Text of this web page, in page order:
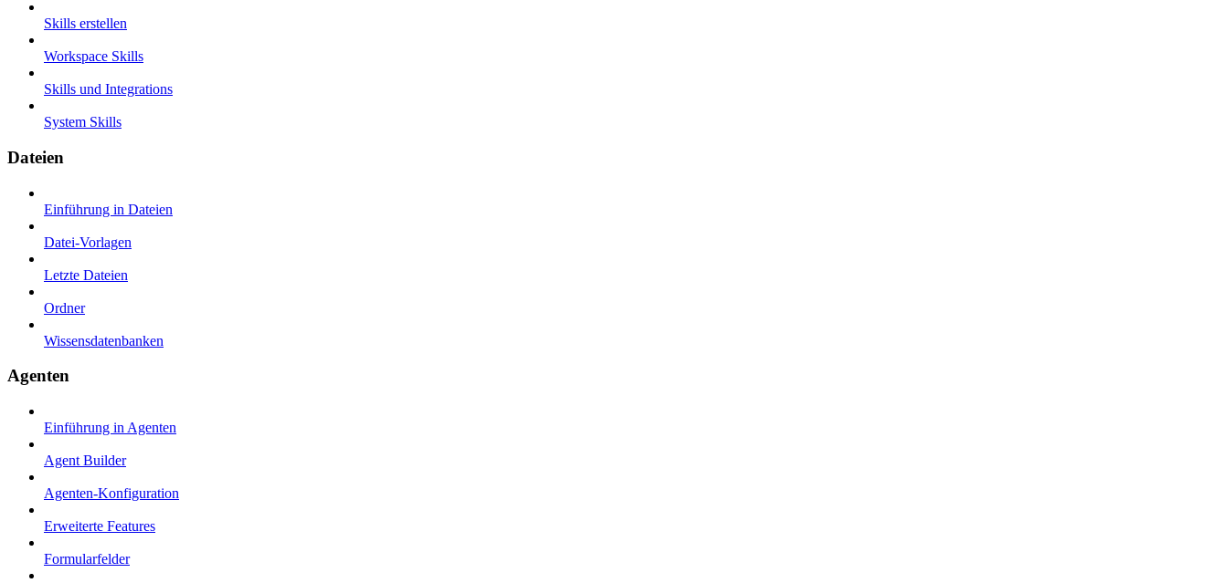
Skills erstellen
Workspace Skills
Skills und Integrations
System Skills
Dateien
Einführung in Dateien
Datei-Vorlagen
Letzte Dateien
Ordner
Wissensdatenbanken
Agenten
Einführung in Agenten
Agent Builder
Agenten-Konfiguration
Erweiterte Features
Formularfelder